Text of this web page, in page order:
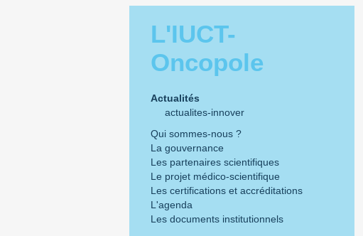
L'IUCT-
Oncopole
Actualités
actualites-innover
Qui sommes-nous ?
La gouvernance
Les partenaires scientifiques
Le projet médico-scientifique
Les certifications et accréditations
L'agenda
Les documents institutionnels